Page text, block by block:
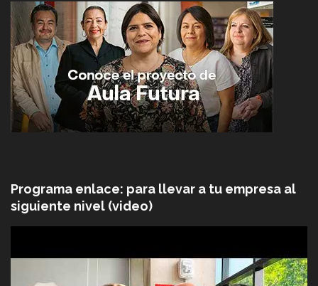
Programa enlace: para llevar a tu empresa al
siguiente nivel (video)